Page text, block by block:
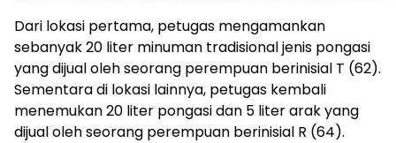
Dari lokasi pertama, petugas mengamankan
sebanyak 20 liter minuman tradisional jenis pongasi
yang dijual oleh seorang perempuan berinisial T (62).
Sementara di lokasi lainnya, petugas kembali
menemukan 20 liter pongasi dan 5 liter arak yang
dijual oleh seorang perempuan berinisial R (64).